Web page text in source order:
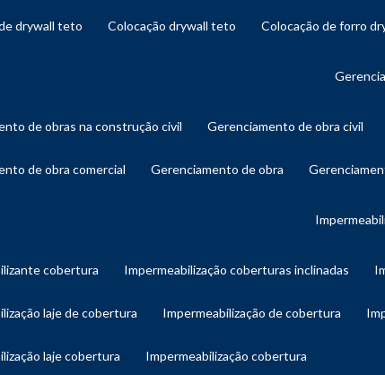
de drywall teto colocação drywall teto colocação de forro
de obras na construção civil gerenciamento de obra civil
de obra comercial gerenciamento de obra
cobertura impermeabilização coberturas inclinadas
laje de cobertura impermeabilização de cobertura
laje cobertura impermeabilização cobertura